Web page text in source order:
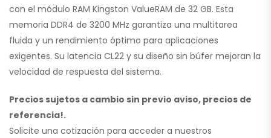
con el módulo RAM Kingston ValueRAM de 32 GB. Esta
memoria DDR4 de 3200 MHz garantiza una multitarea
fluida y un rendimiento óptimo para aplicaciones
exigentes. Su latencia CL22 y su diseño sin búfer mejoran la
velocidad de respuesta del sistema.
Precios sujetos a cambio sin previo aviso, precios de
referencia!.
Solicite una cotización para acceder a nuestros